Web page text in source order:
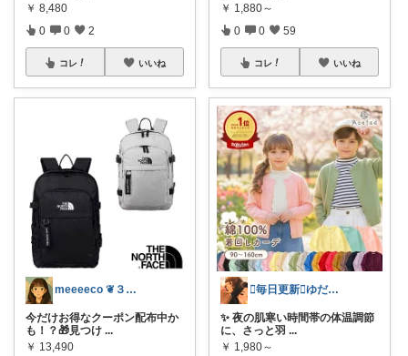
￥ 8,480
0 0 2
コレ いいね
meeeeco ❦３児ママ ❦
今だけお得なクーポン配布中か
も！？🎁見つけ ...
￥ 13,490
￥ 1,880～
0 0 59
コレ いいね
🫪毎日更新🫪ゆだむパパ(ママも)
✨ 夜の肌寒い時間帯の体温調節
に、さっと羽 ...
￥ 1,980～